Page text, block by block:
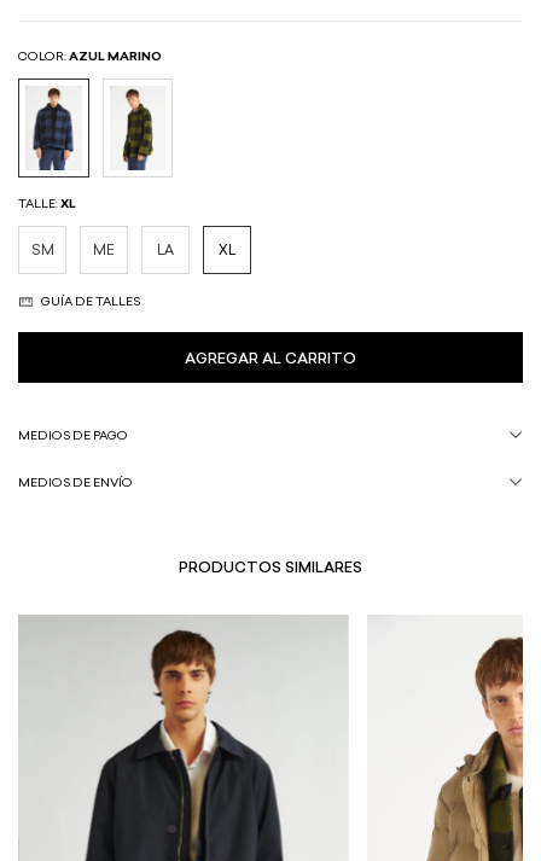
COLOR:AZUL MARINO
TALLE:XL
SM ME LA XL
GUÍA DE TALLES
MEDIOS DE PAGO
MEDIOS DE ENVÍO
PRODUCTOS SIMILARES